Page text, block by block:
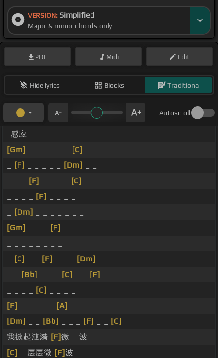
VERSION: Simplified
Major & minor chords only
PDF Midi Edit
Hide lyrics Blocks Traditional
Autoscroll
感应
[Gm]
[C]
[F] [Dm]
[F] [C]
[F]
[Dm]
[Gm]
[F]
[C] [F] [Dm]
[Bb] [C] [F]
[C]
[F]
[A]
[Dm]
[Bb] [F]
[C]
我掀起漣漪 [F]微 _ 波
[C]
_ 层层微 [F]波